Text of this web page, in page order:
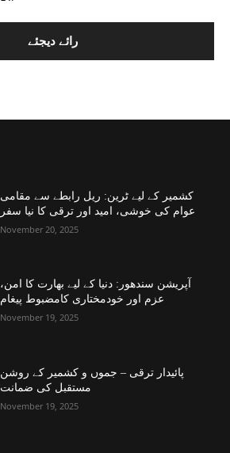
کشمیر کے لیے ٹرین: ریل رابطے سے مقامی
عوام کی خوشی، امید اور ترقی کا نیا سفر
November 20, 2025
آپریشن سندھور: دنیا کے لیے بھارت کا امن،
عزم اور خودمختاری کامضبوط پیغام
November 19, 2025
پائیدار ترقی – جموں و کشمیر کے روشن
مستقبل کی ضمانت
November 19, 2025